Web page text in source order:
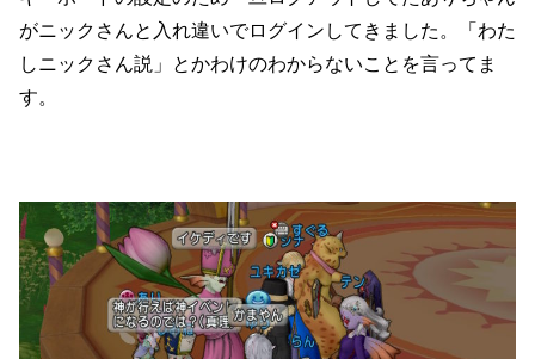
がニックさんと入れ違いでログインしてきました。「わた
しニックさん説」とかわけのわからないことを言ってま
す。